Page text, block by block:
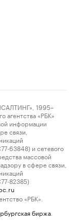
1995–
«РБК»
информации
связи,
63848) и сетевого
массовой
в сфере связи,
82385)
«РБК».
биржа